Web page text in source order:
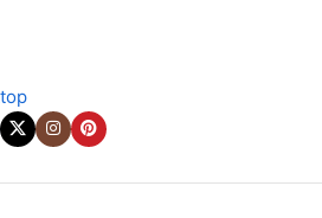
Pasiune pentru Calitate
noastre din categoriile casă
cu succes sub egida